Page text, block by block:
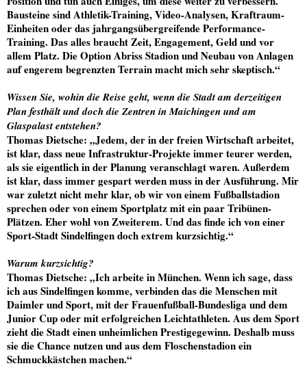
Bausteine sind Athletik-Training, Video-Analysen, Kraftraum-
Einheiten oder das jahrgangsübergreifende Performance-
Training. Das alles braucht Zeit, Engagement, Geld und vor
allem Platz. Die Option Abriss Stadion und Neubau von Anlagen
auf engerem begrenzten Terrain macht mich sehr skeptisch.“
Wissen Sie, wohin die Reise geht, wenn die Stadt am derzeitigen
Plan festhält und doch die Zentren in Maichingen und am
Glaspalast entstehen?
Thomas Dietsche: „Jedem, der in der freien Wirtschaft arbeitet,
ist klar, dass neue Infrastruktur-Projekte immer teurer werden,
als sie eigentlich in der Planung veranschlagt waren. Außerdem
ist klar, dass immer gespart werden muss in der Ausführung. Mir
war zuletzt nicht mehr klar, ob wir von einem Fußballstadion
sprechen oder von einem Sportplatz mit ein paar Tribünen-
Plätzen. Eher wohl von Zweiterem. Und das finde ich von einer
Sport-Stadt Sindelfingen doch extrem kurzsichtig.“
Warum kurzsichtig?
Thomas Dietsche: „Ich arbeite in München. Wenn ich sage, dass
ich aus Sindelfingen komme, verbinden das die Menschen mit
Daimler und Sport, mit der Frauenfußball-Bundesliga und dem
Junior Cup oder mit erfolgreichen Leichtathleten. Aus dem Sport
zieht die Stadt einen unheimlichen Prestigegewinn. Deshalb muss
sie die Chance nutzen und aus dem Floschenstadion ein
Schmuckkästchen machen.“